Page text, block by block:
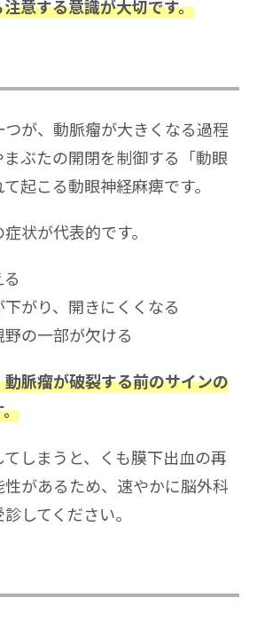
意する意識が大切です。
が、動脈瘤が大きくなる過程
ぶたの開閉を制御する「動眼
起こる動眼神経麻痺です。
状が代表的です。
がり、開きにくくなる
の一部が欠ける
脈瘤が破裂する前のサインの
しまうと、くも膜下出血の再
があるため、速やかに脳外科
してください。